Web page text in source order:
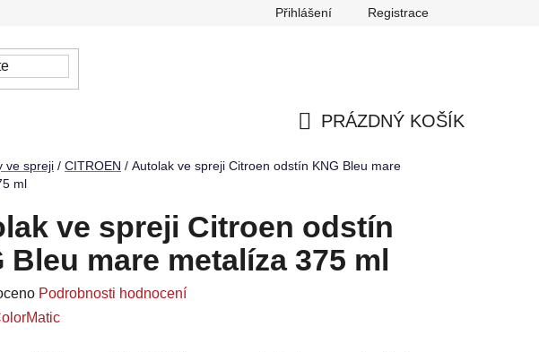
Reklamace Odstoupení od smlouvy
Přihlášení Registrace
PRÁZDNÝ KOŠÍK
ve spreji / CITROEN / Autolak ve spreji Citroen odstín KNG Bleu mare
ml
ve spreji Citroen odstín
Bleu mare metalíza 375 ml
Podrobnosti hodnocení